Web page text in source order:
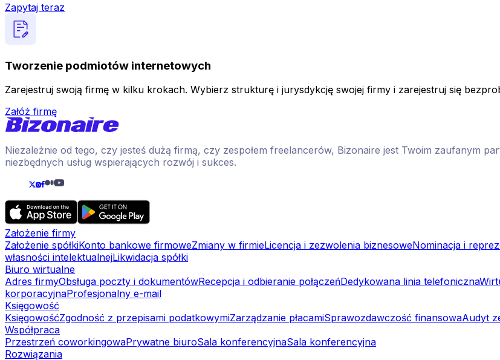
Zapytaj teraz
Tworzenie podmiotów internetowych
Zarejestruj swoją firmę w kilku krokach. Wybierz strukturę i jurysdykcję swojej firmy i zarejestruj się
Załóż firmę
Niezależnie od tego, czy jesteś dużą firmą, czy zespołem freelancerów, Bizonaire jest Twoim zaufanym
niezbędnych usług wspierających rozwój i sukces.
Założenie firmy
Założenie spółkiKonto bankowe firmoweZmiany w firmieLicencja i zezwolenia biznesoweNominacja i
własności intelektualnejLikwidacja spółki
Biuro wirtualne
Adres firmyObsługa poczty i dokumentówRecepcja i odbieranie połączeńDedykowana linia telefoniczna
korporacyjnaProfesjonalny e-mail
Księgowość
KsięgowośćZgodność z przepisami podatkowymiZarządzanie płacamiSprawozdawczość finansowaAudyt
Współpraca
Przestrzeń coworkingowaPrywatne biuroSala konferencyjnaSala konferencyjna
Rozwiązania